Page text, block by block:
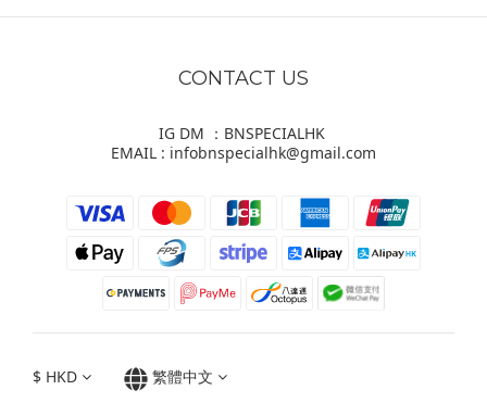
CONTACT US
IG DM ：BNSPECIALHK
EMAIL : infobnspecialhk@gmail.com
$ HKD 繁體中文